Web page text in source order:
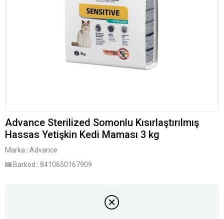
Advance Sterilized Somonlu Kısırlaştırılmış
Hassas Yetişkin Kedi Maması 3 kg
Marka : Advance
Barkod : 8410650167909